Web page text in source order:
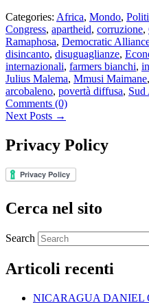
Categories: Africa, Mondo,
Congress, apartheid, corruzione,
Ramaphosa, Democratic
disincanto, disuguaglianze,
internazionali, farmers bianchi,
Julius Malema, Mmusi Maimane,
arcobaleno, povertà diffusa, Sud
Comments (0)
Next Posts →
Privacy Policy
Cerca nel sito
Search
Articoli recenti
NICARAGUA DANIEL